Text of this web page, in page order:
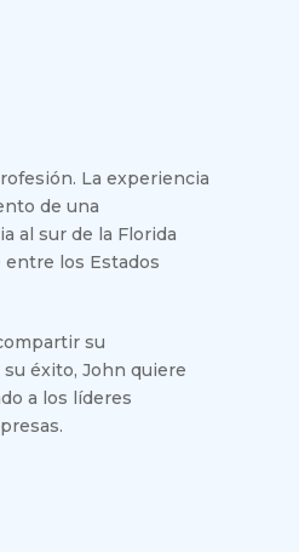
La experiencia
de una
al sur de la Florida
entre los Estados
su
éxito, John quiere
a los líderes